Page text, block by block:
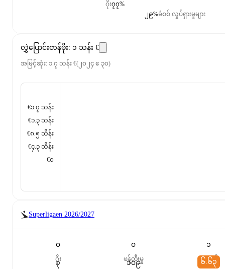
ဂိုး၇၇%
ခံစစ် လှုပ်ရှားမှုများ
၂၉%
လွှဲပြောင်းတန်ဖိုး: ၁ သန်း €
အမြင့်ဆုံး: ၁.၇ သန်း €( ၂၀၂၄ ဧ ၃၀)
€၁.၇ သန်း
€၁.၃ သန်း
€၈.၅ သိန်း
€၄.၃ သိန်း
€၀
Superligaen 2026/2027
၀
ဂိုး
၀
ဖန်တီးမှု
၁
ပွဲစတင်
၃ ၁၀၉ ၆.၆၃